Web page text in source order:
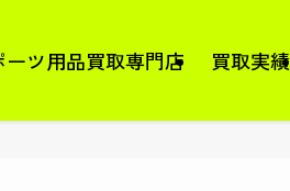
ーツ用品買取専門店 買取実績